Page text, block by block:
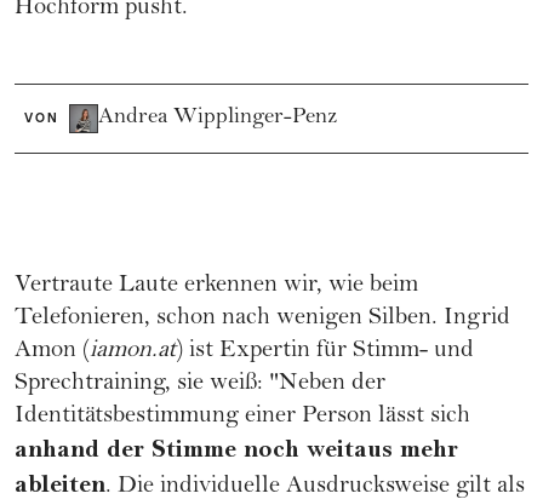
Hochform pusht.
VON Andrea Wipplinger-Penz
Vertraute Laute erkennen wir, wie beim
Telefonieren, schon nach wenigen Silben. Ingrid
Amon (iamon.at) ist Expertin für Stimm- und
Sprechtraining, sie weiß: "Neben der
Identitätsbestimmung einer Person lässt sich
anhand der Stimme noch weitaus mehr
ableiten. Die individuelle Ausdrucksweise gilt als